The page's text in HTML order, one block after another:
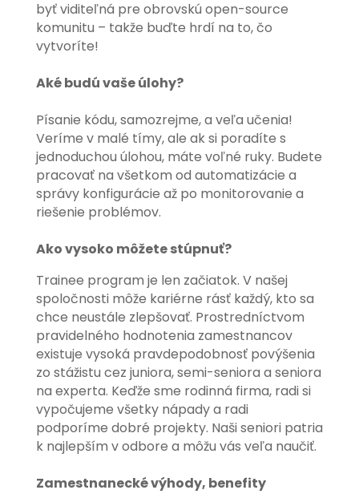
byť viditeľná pre obrovskú open-source
komunitu – takže buďte hrdí na to, čo
vytvoríte!
Aké budú vaše úlohy?
Písanie kódu, samozrejme, a veľa učenia!
Veríme v malé tímy, ale ak si poradíte s
jednoduchou úlohou, máte voľné ruky. Budete
pracovať na všetkom od automatizácie a
správy konfigurácie až po monitorovanie a
riešenie problémov.
Ako vysoko môžete stúpnuť?
Trainee program je len začiatok. V našej
spoločnosti môže kariérne rásť každý, kto sa
chce neustále zlepšovať. Prostredníctvom
pravidelného hodnotenia zamestnancov
existuje vysoká pravdepodobnosť povýšenia
zo stážistu cez juniora, semi-seniora a seniora
na experta. Keďže sme rodinná firma, radi si
vypočujeme všetky nápady a radi
podporíme dobré projekty. Naši seniori patria
k najlepším v odbore a môžu vás veľa naučiť.
Zamestnanecké výhody, benefity